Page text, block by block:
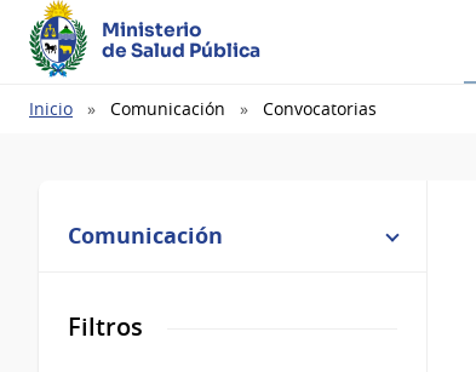
Ministerio
de Salud Pública
Ruta
Inicio Comunicación Convocatorias
Comunicación
Filtros